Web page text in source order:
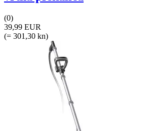
(0)
39,99 EUR
(= 301,30 kn)